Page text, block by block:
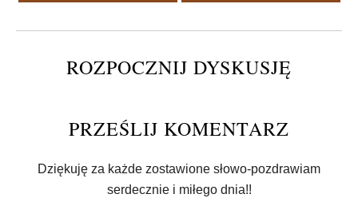
ROZPOCZNIJ DYSKUSJĘ
PRZEŚLIJ KOMENTARZ
Dziękuję za każde zostawione słowo-pozdrawiam
serdecznie i miłego dnia!!